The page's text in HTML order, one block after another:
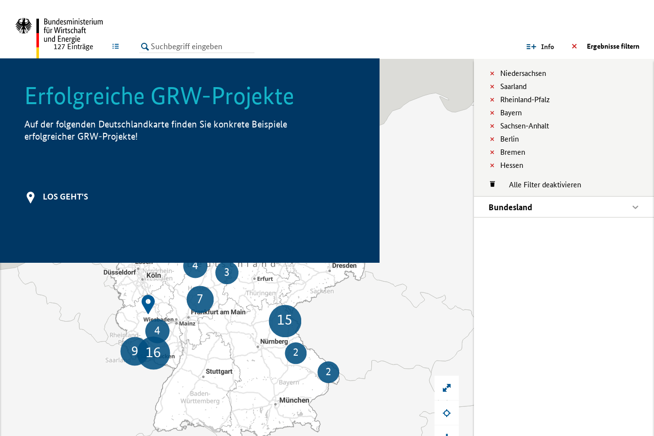
LISTE Ergebnisse filtern
Info
Niedersachsen
Saarland
Rheinland-Pfalz
Bayern
Sachsen-Anhalt
Berlin
Bremen
Hessen
Alle Filter deaktivieren
Bundesland
127 Einträge
Erfolgreiche GRW-Projekte
Auf der folgenden Deutschlandkarte finden Sie konkrete Beispiele
erfolgreicher GRW-Projekte!
LOS GEHT'S